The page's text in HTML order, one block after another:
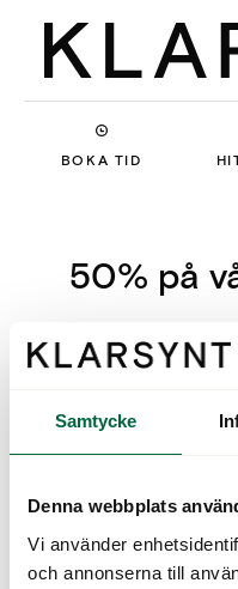
Samtycke
Denna webbplats
Vi använder
och annonserna till
BOKA TID
50% på
glas när
Just nu får du 50%
progressiva och